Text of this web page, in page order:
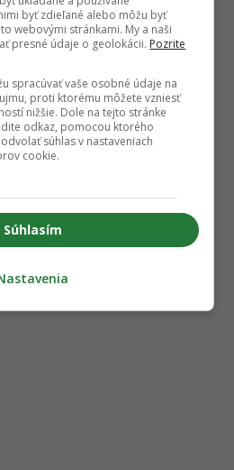
byť zdieľané alebo môžu byť
webovými stránkami. My a naši
presné údaje o geolokácii. Pozrite
spracúvať vaše osobné údaje na
proti ktorému môžete vzniesť
nižšie. Dole na tejto stránke
odkaz, pomocou ktorého
súhlas v nastaveniach
cookie.
Súhlasím